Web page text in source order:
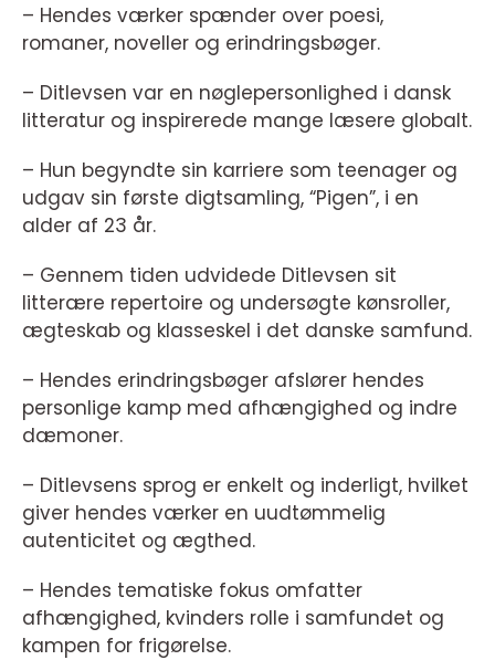
– Hendes værker spænder over poesi,
romaner, noveller og erindringsbøger.
– Ditlevsen var en nøglepersonlighed i dansk
litteratur og inspirerede mange læsere globalt.
– Hun begyndte sin karriere som teenager og
udgav sin første digtsamling, “Pigen”, i en
alder af 23 år.
– Gennem tiden udvidede Ditlevsen sit
litterære repertoire og undersøgte kønsroller,
ægteskab og klasseskel i det danske samfund.
– Hendes erindringsbøger afslører hendes
personlige kamp med afhængighed og indre
dæmoner.
– Ditlevsens sprog er enkelt og inderligt, hvilket
giver hendes værker en uudtømmelig
autenticitet og ægthed.
– Hendes tematiske fokus omfatter
afhængighed, kvinders rolle i samfundet og
kampen for frigørelse.